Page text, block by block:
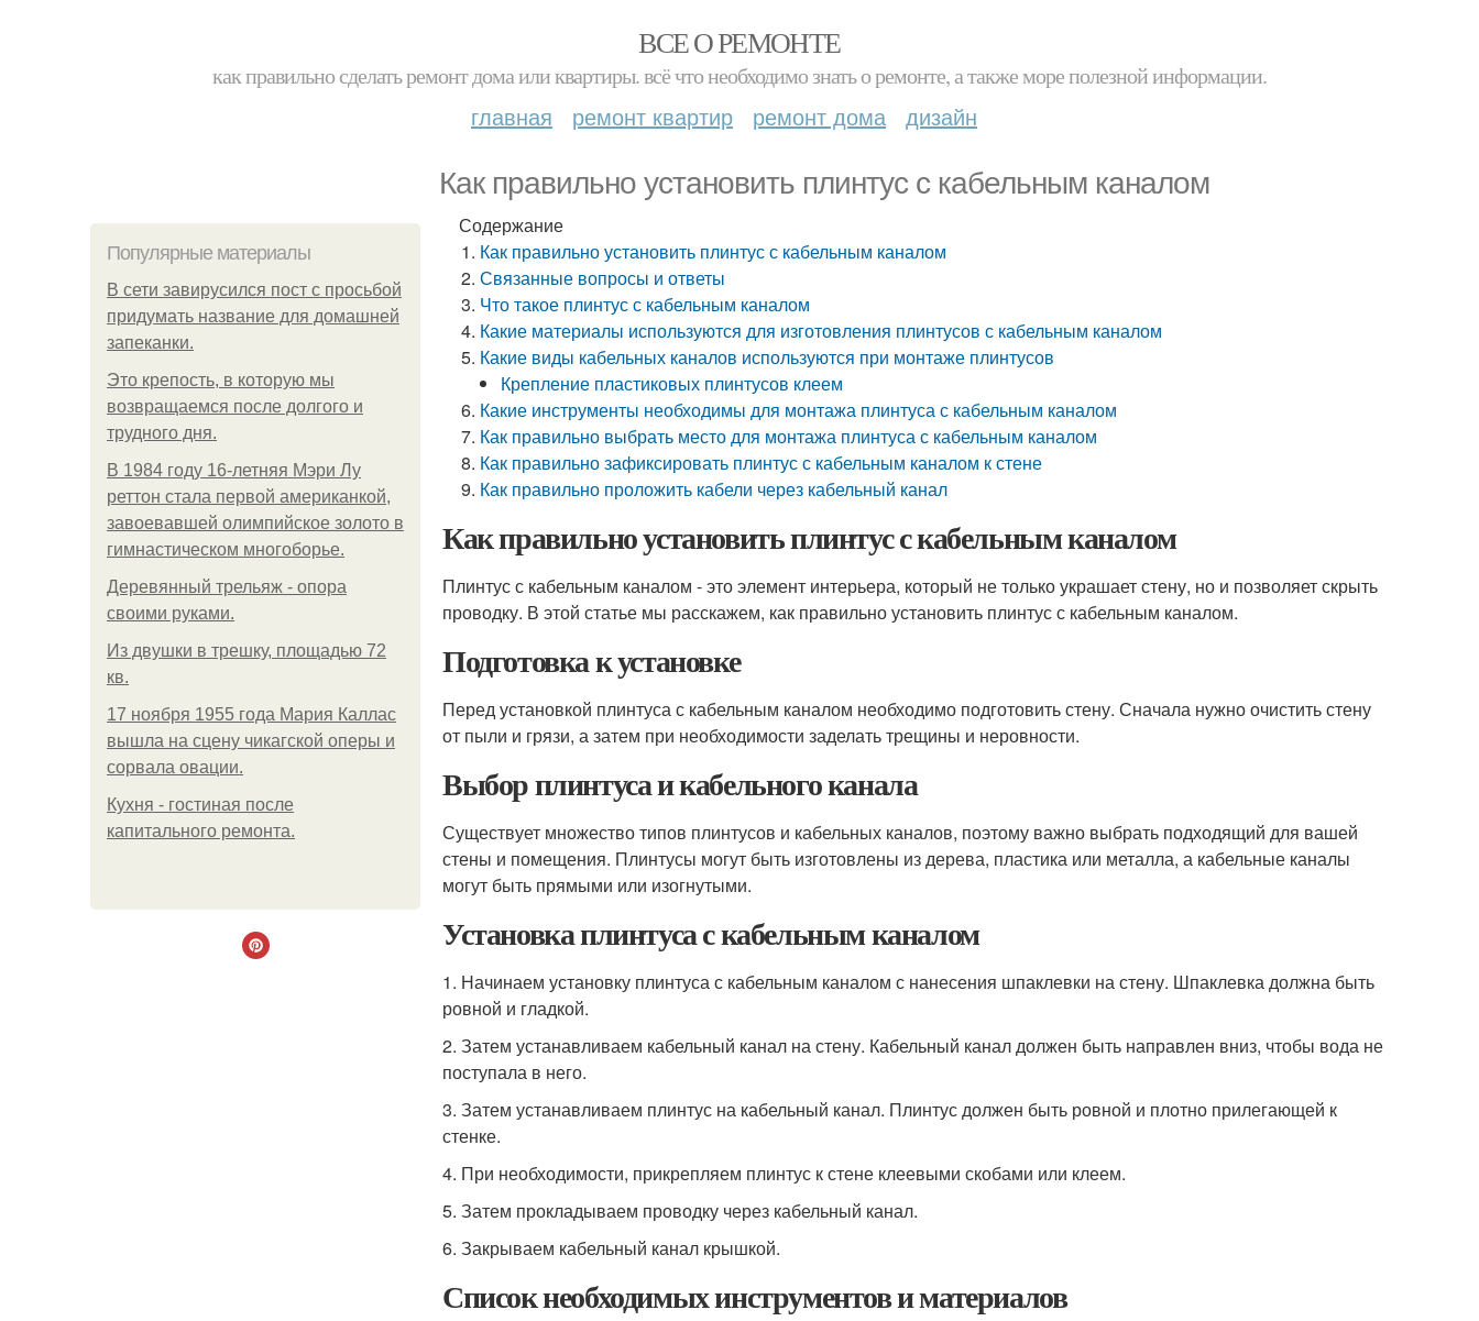
ВСЕ О РЕМОНТЕ
как правильно сделать ремонт дома или квартиры. всё что необходимо знать о ремонте, а также море полезной информации.
главная ремонт квартир ремонт дома дизайн
Как правильно установить плинтус с кабельным каналом
Популярные материалы
В сети завирусился пост с просьбой
придумать название для домашней
запеканки.
Это крепость, в которую мы
возвращаемся после долгого и
трудного дня.
В 1984 году 16-летняя Мэри Лу
реттон стала первой американкой,
завоевавшей олимпийское золото в
гимнастическом многоборье.
Деревянный трельяж - опора
своими руками.
Из двушки в трешку, площадью 72
кв.
17 ноября 1955 года Мария Каллас
вышла на сцену чикагской оперы и
сорвала овации.
Кухня - гостиная после
капитального ремонта.
Содержание
Как правильно установить плинтус с кабельным каналом
Связанные вопросы и ответы
Что такое плинтус с кабельным каналом
Какие материалы используются для изготовления плинтусов с кабельным каналом
Какие виды кабельных каналов используются при монтаже плинтусов
Крепление пластиковых плинтусов клеем
Какие инструменты необходимы для монтажа плинтуса с кабельным каналом
Как правильно выбрать место для монтажа плинтуса с кабельным каналом
Как правильно зафиксировать плинтус с кабельным каналом к стене
Как правильно проложить кабели через кабельный канал
Как правильно установить плинтус с кабельным каналом
Плинтус с кабельным каналом - это элемент интерьера, который не только украшает стену, но и позволяет скрыть
проводку. В этой статье мы расскажем, как правильно установить плинтус с кабельным каналом.
Подготовка к установке
Перед установкой плинтуса с кабельным каналом необходимо подготовить стену. Сначала нужно очистить стену
от пыли и грязи, а затем при необходимости заделать трещины и неровности.
Выбор плинтуса и кабельного канала
Существует множество типов плинтусов и кабельных каналов, поэтому важно выбрать подходящий для вашей
стены и помещения. Плинтусы могут быть изготовлены из дерева, пластика или металла, а кабельные каналы
могут быть прямыми или изогнутыми.
Установка плинтуса с кабельным каналом
1. Начинаем установку плинтуса с кабельным каналом с нанесения шпаклевки на стену. Шпаклевка должна быть
ровной и гладкой.
2. Затем устанавливаем кабельный канал на стену. Кабельный канал должен быть направлен вниз, чтобы вода не
поступала в него.
3. Затем устанавливаем плинтус на кабельный канал. Плинтус должен быть ровной и плотно прилегающей к
стенке.
4. При необходимости, прикрепляем плинтус к стене клеевыми скобами или клеем.
5. Затем прокладываем проводку через кабельный канал.
6. Закрываем кабельный канал крышкой.
Список необходимых инструментов и материалов